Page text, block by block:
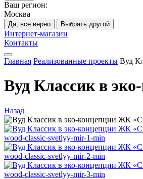
Ваш регион:
Москва
Да, все верно Выбрать другой
Интернет-магазин
Контакты
Главная Реализованные проекты Вуд
Вуд Классик в
Назад
wood-classic-svetlyy-mir-1-min
wood-classic-svetlyy-mir-2-min
wood-classic-svetlyy-mir-3-min